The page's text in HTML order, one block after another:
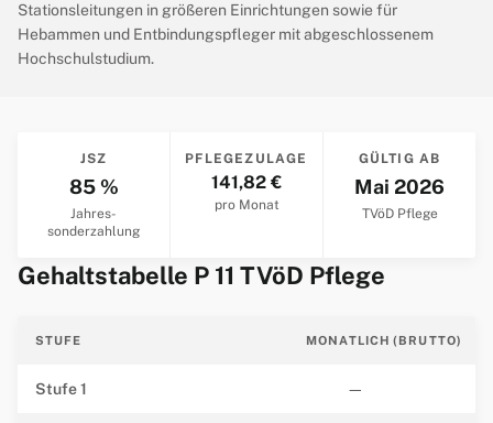
Stationsleitungen in größeren Einrichtungen sowie für
Hebammen und Entbindungspfleger mit abgeschlossenem
Hochschulstudium.
JSZ
85 %
Jahres­
sonderzahlung
PFLEGEZULAGE
141,82 €
pro Monat
GÜLTIG AB
Mai 2026
TVöD Pflege
Gehaltstabelle P 11 TVöD Pflege
STUFE MONATLICH (BRUTTO)
Stufe 1 —